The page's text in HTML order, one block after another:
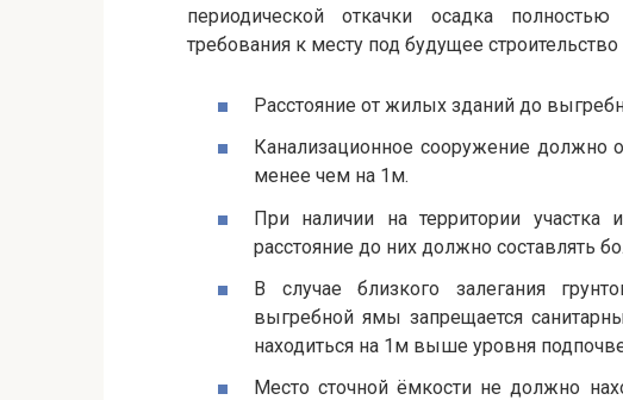
периодической откачки осадка
требования к месту под будущее строительство
Расстояние от жилых зданий до
Канализационное сооружение должно
менее чем на 1м.
При наличии на территории участка
расстояние до них должно составлять
В случае близкого залегания
выгребной ямы запрещается
находиться на 1м выше уровня
Место сточной ёмкости не должно